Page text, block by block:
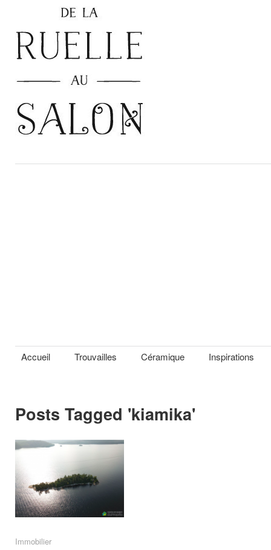
Accueil Trouvailles Céramique Inspirations
Posts Tagged 'kiamika'
Immobilier
Immobilier